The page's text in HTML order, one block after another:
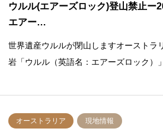
ウルル(エアーズロック)登山禁止
エアー…
世界遺産ウルルが閉山しますオーストラ
岩「ウルル（英語名：エアーズロック）
オーストラリア 現地情報